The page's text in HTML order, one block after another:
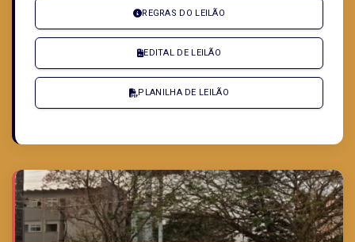
REGRAS DO LEILÃO
EDITAL DE LEILÃO
PLANILHA DE LEILÃO